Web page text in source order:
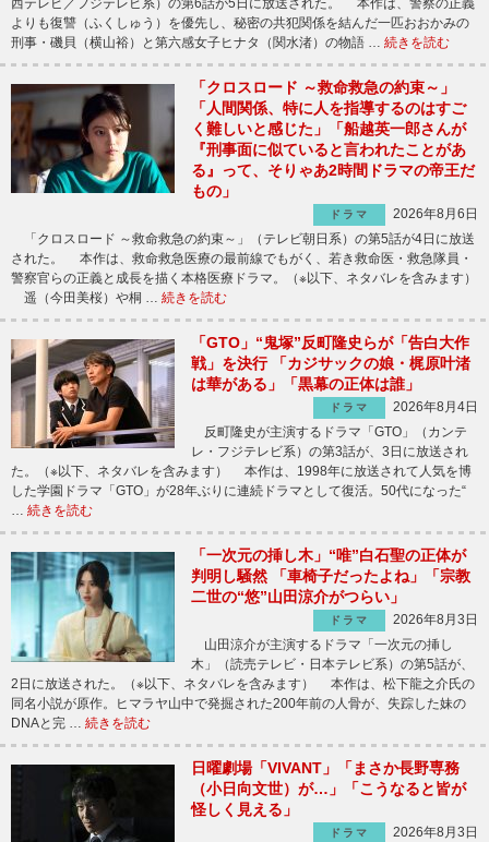
よりも復讐（ふくしゅう）を優先し、秘密の共犯関係を結んだ一匹おおかみの
刑事・磯貝（横山裕）と第六感女子ヒナタ（関水渚）の物語 … 続きを読む
「クロスロード ～救命救急の約束～」
「人間関係、特に人を指導するのはすご
く難しいと感じた」「船越英一郎さんが
『刑事面に似ていると言われたことがあ
る』って、そりゃあ2時間ドラマの帝王だ
もの」
ドラマ
2026年8月6日
「クロスロード ～救命救急の約束～」（テレビ朝日系）の第5話が4日に放送
された。 本作は、救命救急医療の最前線でもがく、若き救命医・救急隊員・
警察官らの正義と成長を描く本格医療ドラマ。（※以下、ネタバレを含みます）
遥（今田美桜）や桐 … 続きを読む
「GTO」“鬼塚”反町隆史らが「告白大作
戦」を決行 「カジサックの娘・梶原叶渚
は華がある」「黒幕の正体は誰」
ドラマ
2026年8月4日
反町隆史が主演するドラマ「GTO」（カンテ
レ・フジテレビ系）の第3話が、3日に放送され
た。（※以下、ネタバレを含みます） 本作は、1998年に放送されて人気を博
した学園ドラマ「GTO」が28年ぶりに連続ドラマとして復活。50代になった“
続きを読む
「一次元の挿し木」“唯”白石聖の正体が
判明し騒然 「車椅子だったよね」「宗教
二世の“悠”山田涼介がつらい」
ドラマ
2026年8月3日
山田涼介が主演するドラマ「一次元の挿し
木」（読売テレビ・日本テレビ系）の第5話が、
2日に放送された。（※以下、ネタバレを含みます） 本作は、松下龍之介氏の
同名小説が原作。ヒマラヤ山中で発掘された200年前の人骨が、失踪した妹の
DNAと完 … 続きを読む
日曜劇場「VIVANT」「まさか長野専務
（小日向文世）が…」「こうなると皆が
怪しく見える」
ドラマ
2026年8月3日